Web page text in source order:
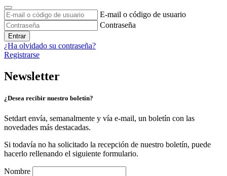
E-mail o código de usuario
Contraseña
Entrar
¿Ha olvidado su contraseña?
Registrarse
Newsletter
¿Desea recibir nuestro boletín?
Setdart envía, semanalmente y vía e-mail, un boletín con las
novedades más destacadas.
Si todavía no ha solicitado la recepción de nuestro boletín, puede
hacerlo rellenando el siguiente formulario.
Nombre